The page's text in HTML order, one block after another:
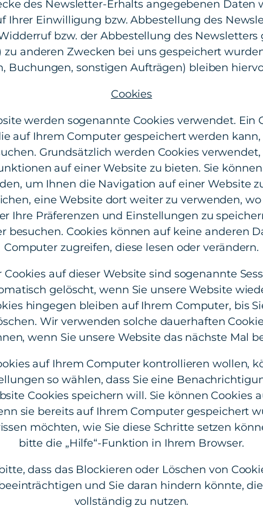
des Newsletter-Erhalts angegebenen Daten
Ihrer Einwilligung bzw. Abbestellung des
bzw. der Abbestellung des Newsletters
zu anderen Zwecken bei uns gespeichert
Buchungen, sonstigen Aufträgen) bleiben
Cookies
werden sogenannte Cookies verwendet. Ein
auf Ihrem Computer gespeichert werden
Grundsätzlich werden Cookies
auf einer Website zu bieten. Sie
um Ihnen die Navigation auf einer Website
eine Website dort weiter zu verwenden, wo
Ihre Präferenzen und Einstellungen zu
besuchen. Cookies können auf keine anderen
Computer zugreifen, diese lesen oder verändern.
auf dieser Website sind sogenannte
gelöscht, wenn Sie unsere Website
hingegen bleiben auf Ihrem Computer, bis
Wir verwenden solche dauerhaften
wenn Sie unsere Website das nächste Mal
auf Ihrem Computer kontrollieren wollen,
so wählen, dass Sie eine
Cookies speichern will. Sie können Cookies
sie bereits auf Ihrem Computer gespeichert
möchten, wie Sie diese Schritte setzen
bitte die „Hilfe“-Funktion in Ihrem Browser.
dass das Blockieren oder Löschen von
und Sie daran hindern könnte,
vollständig zu nutzen.